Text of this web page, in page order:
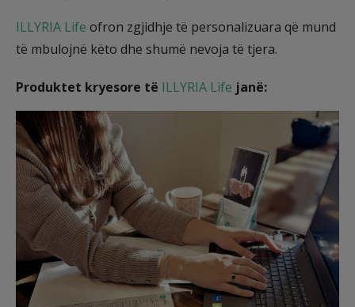
ILLYRIA Life ofron zgjidhje të personalizuara që mund
të mbulojnë këto dhe shumë nevoja të tjera.
Produktet kryesore të ILLYRIA Life janë: